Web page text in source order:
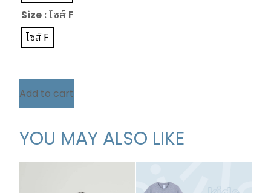
Size : ไซส์ F
ไซส์ F
Add to cart
YOU MAY ALSO LIKE